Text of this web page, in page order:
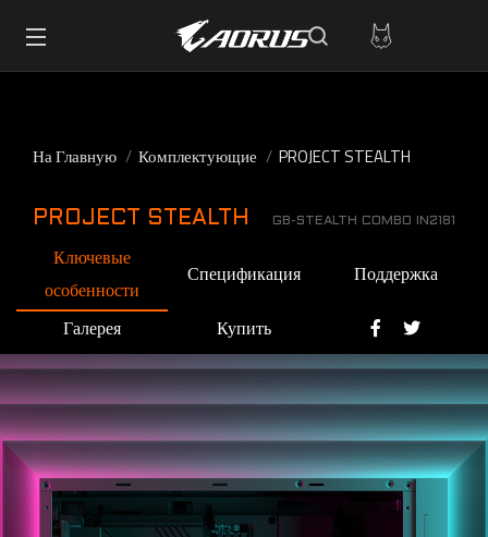
На Главную Комплектующие PROJECT STEALTH
PROJECT STEALTH GB-STEALTH COMBO IN2181
Ключевые
особенности
Спецификация Поддержка
Галерея Купить